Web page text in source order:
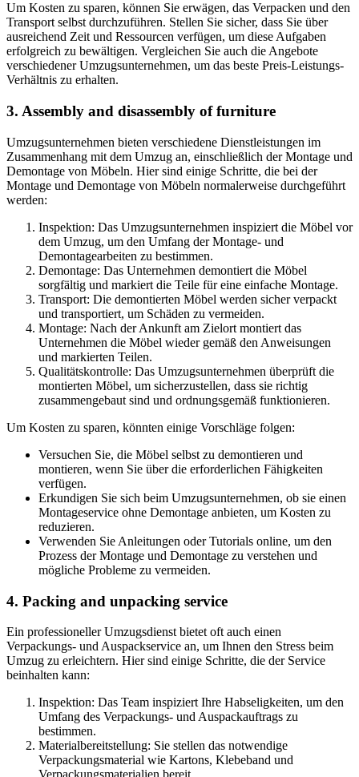
Um Kosten zu sparen, können Sie erwägen, das Verpacken und den
Transport selbst durchzuführen. Stellen Sie sicher, dass Sie über
ausreichend Zeit und Ressourcen verfügen, um diese Aufgaben
erfolgreich zu bewältigen. Vergleichen Sie auch die Angebote
verschiedener Umzugsunternehmen, um das beste Preis-Leistungs-
Verhältnis zu erhalten.
3. Assembly and disassembly of furniture
Umzugsunternehmen bieten verschiedene Dienstleistungen im
Zusammenhang mit dem Umzug an, einschließlich der Montage und
Demontage von Möbeln. Hier sind einige Schritte, die bei der
Montage und Demontage von Möbeln normalerweise durchgeführt
werden:
Inspektion: Das Umzugsunternehmen inspiziert die Möbel vor
dem Umzug, um den Umfang der Montage- und
Demontagearbeiten zu bestimmen.
Demontage: Das Unternehmen demontiert die Möbel
sorgfältig und markiert die Teile für eine einfache Montage.
Transport: Die demontierten Möbel werden sicher verpackt
und transportiert, um Schäden zu vermeiden.
Montage: Nach der Ankunft am Zielort montiert das
Unternehmen die Möbel wieder gemäß den Anweisungen
und markierten Teilen.
Qualitätskontrolle: Das Umzugsunternehmen überprüft die
montierten Möbel, um sicherzustellen, dass sie richtig
zusammengebaut sind und ordnungsgemäß funktionieren.
Um Kosten zu sparen, könnten einige Vorschläge folgen:
Versuchen Sie, die Möbel selbst zu demontieren und
montieren, wenn Sie über die erforderlichen Fähigkeiten
verfügen.
Erkundigen Sie sich beim Umzugsunternehmen, ob sie einen
Montageservice ohne Demontage anbieten, um Kosten zu
reduzieren.
Verwenden Sie Anleitungen oder Tutorials online, um den
Prozess der Montage und Demontage zu verstehen und
mögliche Probleme zu vermeiden.
4. Packing and unpacking service
Ein professioneller Umzugsdienst bietet oft auch einen
Verpackungs- und Auspackservice an, um Ihnen den Stress beim
Umzug zu erleichtern. Hier sind einige Schritte, die der Service
beinhalten kann:
Inspektion: Das Team inspiziert Ihre Habseligkeiten, um den
Umfang des Verpackungs- und Auspackauftrags zu
bestimmen.
Materialbereitstellung: Sie stellen das notwendige
Verpackungsmaterial wie Kartons, Klebeband und